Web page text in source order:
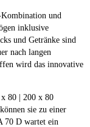
und
inklusive
und Getränke sind
nach langen
wird das innovative
80 | 200 x 80
sie zu einer
70 D wartet ein